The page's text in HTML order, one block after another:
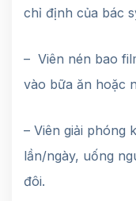
chỉ định của bác
– Viên nén bao
vào bữa ăn hoặc
– Viên giải phóng
lần/ngày, uống
đôi.